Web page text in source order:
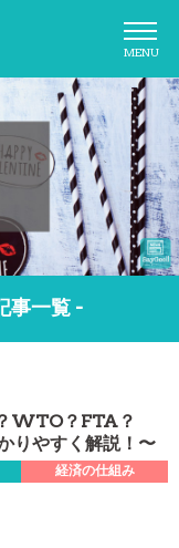
MENU
事一覧 -
WTO？FTA？
りやすく解説！〜
経済の仕組み